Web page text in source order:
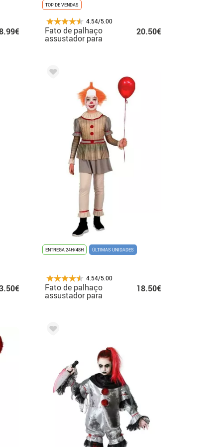
TOP DE VENDAS
4.54/5.00
Fato de palhaço
assustador para
20.50€
ENTREGA 24H/48H ÚLTIMAS UNIDADES
4.54/5.00
Fato de palhaço
assustador para
18.50€